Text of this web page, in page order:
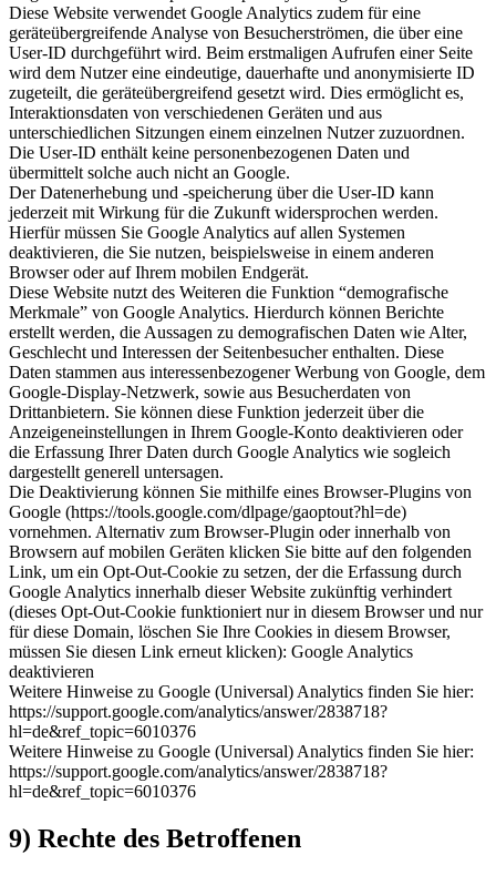
Diese Website verwendet Google Analytics zudem für eine
geräteübergreifende Analyse von Besucherströmen, die über eine
User-ID durchgeführt wird. Beim erstmaligen Aufrufen einer Seite
wird dem Nutzer eine eindeutige, dauerhafte und anonymisierte ID
zugeteilt, die geräteübergreifend gesetzt wird. Dies ermöglicht es,
Interaktionsdaten von verschiedenen Geräten und aus
unterschiedlichen Sitzungen einem einzelnen Nutzer zuzuordnen.
Die User-ID enthält keine personenbezogenen Daten und
übermittelt solche auch nicht an Google.
Der Datenerhebung und -speicherung über die User-ID kann
jederzeit mit Wirkung für die Zukunft widersprochen werden.
Hierfür müssen Sie Google Analytics auf allen Systemen
deaktivieren, die Sie nutzen, beispielsweise in einem anderen
Browser oder auf Ihrem mobilen Endgerät.
Diese Website nutzt des Weiteren die Funktion “demografische
Merkmale” von Google Analytics. Hierdurch können Berichte
erstellt werden, die Aussagen zu demografischen Daten wie Alter,
Geschlecht und Interessen der Seitenbesucher enthalten. Diese
Daten stammen aus interessenbezogener Werbung von Google, dem
Google-Display-Netzwerk, sowie aus Besucherdaten von
Drittanbietern. Sie können diese Funktion jederzeit über die
Anzeigeneinstellungen in Ihrem Google-Konto deaktivieren oder
die Erfassung Ihrer Daten durch Google Analytics wie sogleich
dargestellt generell untersagen.
Die Deaktivierung können Sie mithilfe eines Browser-Plugins von
Google (https://tools.google.com/dlpage/gaoptout?hl=de)
vornehmen. Alternativ zum Browser-Plugin oder innerhalb von
Browsern auf mobilen Geräten klicken Sie bitte auf den folgenden
Link, um ein Opt-Out-Cookie zu setzen, der die Erfassung durch
Google Analytics innerhalb dieser Website zukünftig verhindert
(dieses Opt-Out-Cookie funktioniert nur in diesem Browser und nur
für diese Domain, löschen Sie Ihre Cookies in diesem Browser,
müssen Sie diesen Link erneut klicken): Google Analytics
deaktivieren
Weitere Hinweise zu Google (Universal) Analytics finden Sie hier:
https://support.google.com/analytics/answer/2838718?
hl=de&ref_topic=6010376
Weitere Hinweise zu Google (Universal) Analytics finden Sie hier:
https://support.google.com/analytics/answer/2838718?
hl=de&ref_topic=6010376
9) Rechte des Betroffenen